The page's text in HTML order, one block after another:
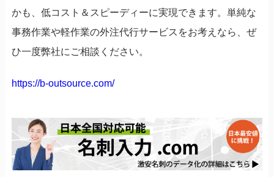
かも、低コスト＆スピーディーに実現できます。単純な
事務作業や軽作業の外注代行サービスをお考えなら、ぜ
ひ一度弊社にご相談ください。
https://b-outsource.com/